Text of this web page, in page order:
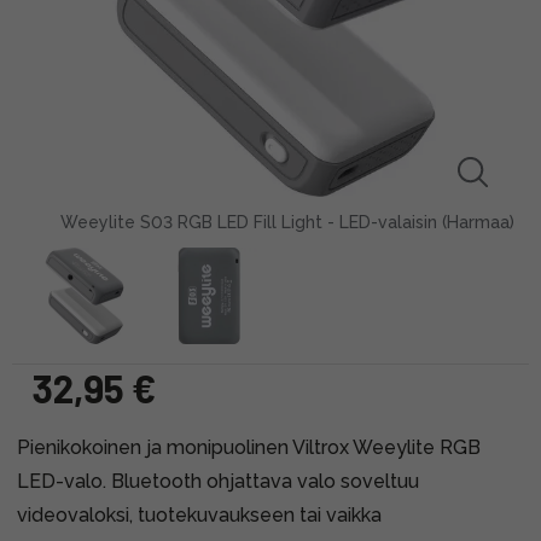
Weeylite S03 RGB LED Fill Light - LED-valaisin (Harmaa)
32,95 €
Pienikokoinen ja monipuolinen Viltrox Weeylite RGB
LED-valo. Bluetooth ohjattava valo soveltuu
videovaloksi, tuotekuvaukseen tai vaikka